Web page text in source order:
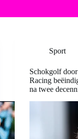
Sport
Schokgolf
Racing
na twee